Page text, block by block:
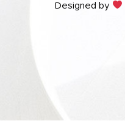
Designed by